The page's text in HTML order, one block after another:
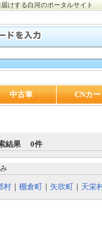
けする白河のポータルサイト
中古車 CNカ
索結果 0件
村 ｜ 棚倉町 ｜ 矢吹町 ｜ 天栄